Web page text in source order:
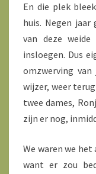
En die plek
huis. Negen
van deze
insloegen. Dus
omzwerving
wijzer, weer
twee dames,
zijn er nog,
We waren we
want er zou